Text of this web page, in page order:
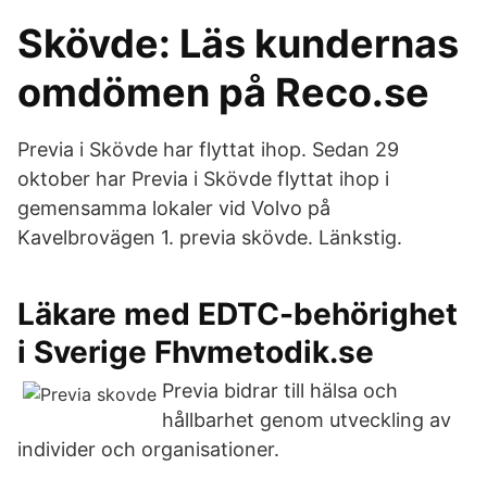
Skövde: Läs kundernas
omdömen på Reco.se
Previa i Skövde har flyttat ihop. Sedan 29
oktober har Previa i Skövde flyttat ihop i
gemensamma lokaler vid Volvo på
Kavelbrovägen 1. previa skövde. Länkstig.
Läkare med EDTC-behörighet
i Sverige Fhvmetodik.se
Previa bidrar till hälsa och
hållbarhet genom utveckling av
individer och organisationer.